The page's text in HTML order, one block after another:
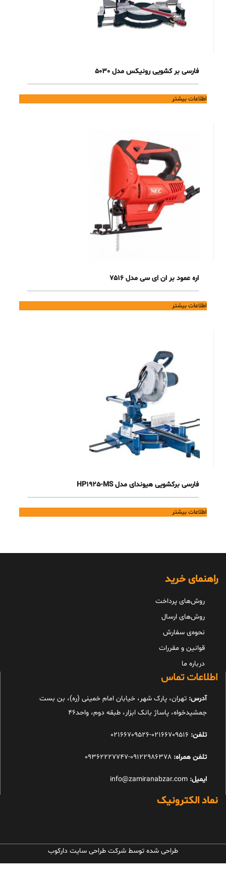
فارسی بر کشویی رونیکس مدل 5030
اطلاعات بیشتر
اره عمود بر ان ای سی مدل 7516
اطلاعات بیشتر
فارسی برکشویی هیوندای مدل HP1925-MS
اطلاعات بیشتر
راهنمای خرید
روش‌های پرداخت
روش‌های ارسال
نحوه‌ی سفارش
قوانین و مقررات
درباره ما
اطلاعات تماس
آدرس: تهران، پارک شهر، خیابان امام خمینی (ره)، بن بست
جمشیدخواه، پاساژ بانک ابزار، طبقه دوم، واحد46
تلفن:
تلفن همراه: 09122986378-09362227747
ایمیل:
نماد الکترونیک
طراحی شده توسط شرکت طراحی سایت دارکوب